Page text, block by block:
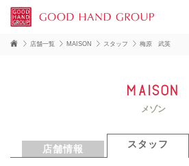
店舗一覧 MAISON スタッフ 梅原 武英
Maison
メゾン
店舗情報 スタッフ